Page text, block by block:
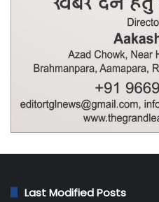
Last Modified Posts